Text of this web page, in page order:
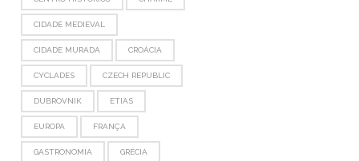
CIDADE MEDIEVAL
CIDADE MURADA CROÁCIA
CYCLADES CZECH REPUBLIC
DUBROVNIK ETIAS
EUROPA FRANÇA
GASTRONOMIA GRÉCIA